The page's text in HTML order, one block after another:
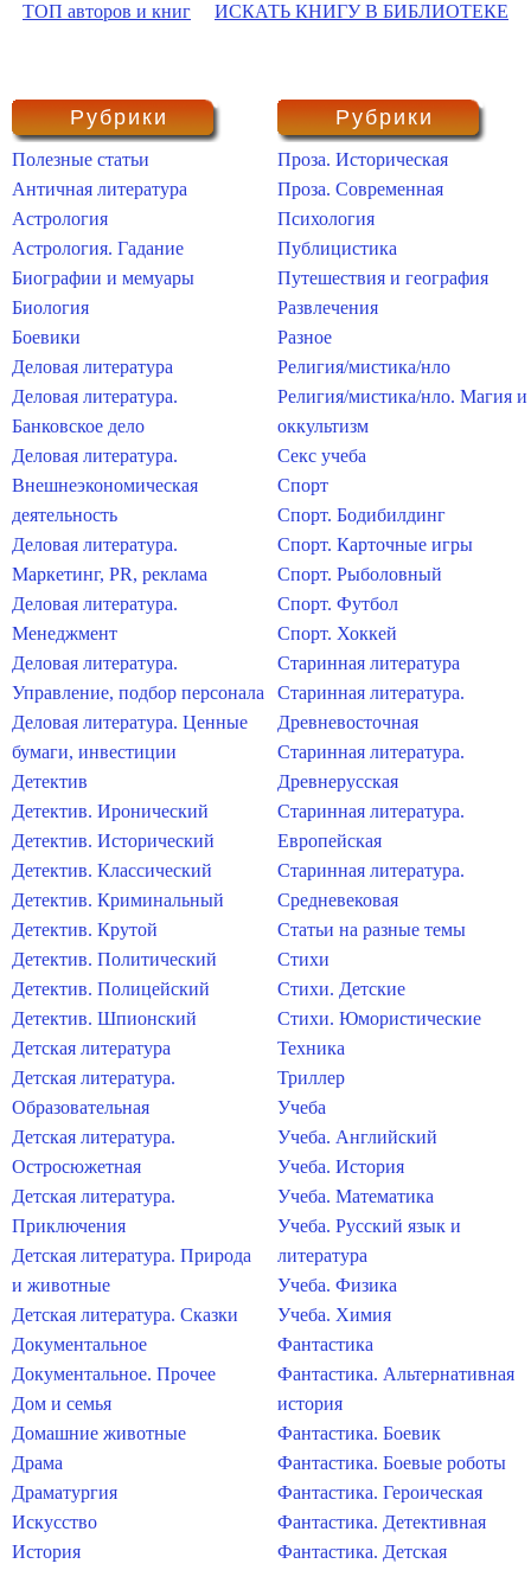
ТОП авторов и книг ИСКАТЬ КНИГУ В БИБЛИОТЕКЕ
Рубрики
Полезные статьи
Античная литература
Астрология
Астрология. Гадание
Биографии и мемуары
Биология
Боевики
Деловая литература
Деловая литература.
Банковское дело
Деловая литература.
Внешнеэкономическая
деятельность
Деловая литература.
Маркетинг, PR, реклама
Деловая литература.
Менеджмент
Деловая литература.
Управление, подбор персонала
Деловая литература. Ценные
бумаги, инвестиции
Детектив
Детектив. Иронический
Детектив. Исторический
Детектив. Классический
Детектив. Криминальный
Детектив. Крутой
Детектив. Политический
Детектив. Полицейский
Детектив. Шпионский
Детская литература
Детская литература.
Образовательная
Детская литература.
Остросюжетная
Детская литература.
Приключения
Детская литература. Природа
и животные
Детская литература. Сказки
Документальное
Документальное. Прочее
Дом и семья
Домашние животные
Драма
Драматургия
Искусство
История
Рубрики
Проза. Историческая
Проза. Современная
Психология
Публицистика
Путешествия и география
Развлечения
Разное
Религия/мистика/нло
Религия/мистика/нло. Магия и
оккультизм
Секс учеба
Спорт
Спорт. Бодибилдинг
Спорт. Карточные игры
Спорт. Рыболовный
Спорт. Футбол
Спорт. Хоккей
Старинная литература
Старинная литература.
Древневосточная
Старинная литература.
Древнерусская
Старинная литература.
Европейская
Старинная литература.
Средневековая
Статьи на разные темы
Стихи
Стихи. Детские
Стихи. Юмористические
Техника
Триллер
Учеба
Учеба. Английский
Учеба. История
Учеба. Математика
Учеба. Русский язык и
литература
Учеба. Физика
Учеба. Химия
Фантастика
Фантастика. Альтернативная
история
Фантастика. Боевик
Фантастика. Боевые роботы
Фантастика. Героическая
Фантастика. Детективная
Фантастика. Детская